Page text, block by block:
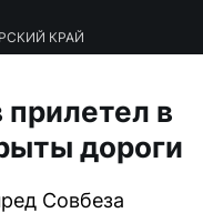
КРАЙ
в
дороги
Совбеза